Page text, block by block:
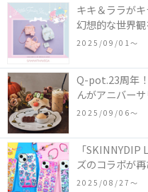
キキ＆ララが
幻想的な世界
ツインスター
2025/09/01〜
Q-pot.23周年
んがアニバー
ーキアクセサ
「かぼちゃの
2025/09/06〜
「
ズのコラボが
作コレクション
2025/08/27〜